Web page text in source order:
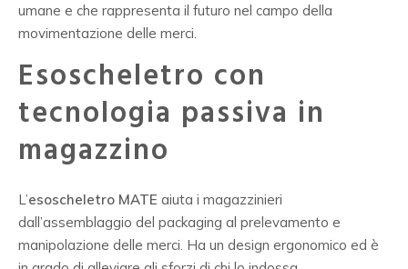
umane e che rappresenta il futuro nel campo della
movimentazione delle merci.
Esoscheletro con
tecnologia passiva in
magazzino
L’esoscheletro MATE aiuta i magazzinieri
dall’assemblaggio del packaging al prelevamento e
manipolazione delle merci. Ha un design ergonomico ed è